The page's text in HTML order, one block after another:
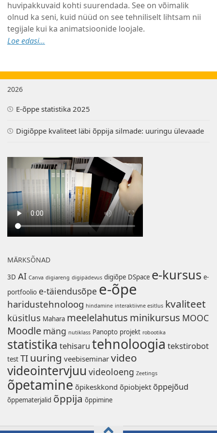
huvipakkuvaid kohti suurendada. See on võimalik
olnud ka seni, kuid nüüd on see tehniliselt lihtsam nii
tegijale kui ka animatsioonide loojale.
Loe edasi...
2026
E-õppe statistika 2025
Digiõppe kvaliteet läbi õppija silmade: uuringu ülevaade
MÄRKSÕNAD
3D AI Canva digiareng digipädevus digiõpe DSpace e-kursus e-
portfoolio e-täiendusõpe e-õpe
haridustehnoloog hindamine interaktiivne esitlus kvaliteet
küsitlus Mahara meelelahutus minikursus MOOC
Moodle mäng nutiklass Panopto projekt robootika
statistika tehisaru tehnoloogia tekstirobot
test TI uuring veebiseminar video
videointervjuu videoloeng Zeetings
õpetamine õpikeskkond õpiobjekt õppejõud
õppematerjalid õppija õppimine